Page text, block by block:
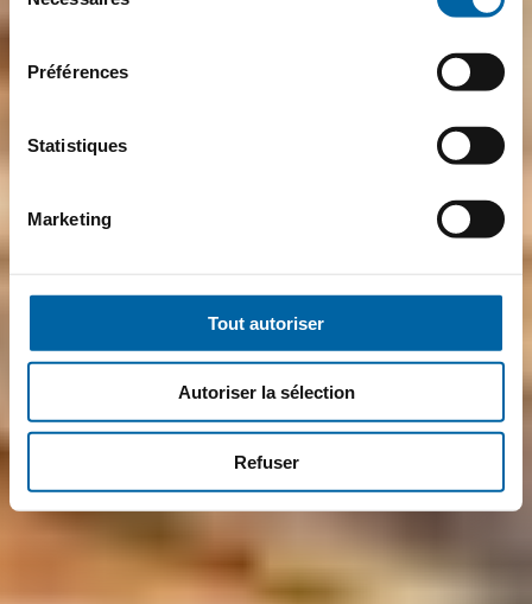
consentement
Préférences
Statistiques
Marketing
Tout autoriser
Autoriser la sélection
Refuser